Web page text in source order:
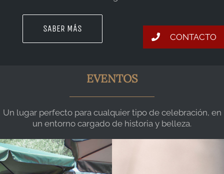
SABER MÁS
EVENTOS
Un lugar perfecto para cualquier tipo de celebración, en
un entorno cargado de historia y belleza.
CONTACTO